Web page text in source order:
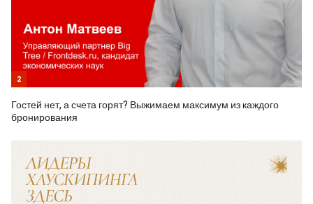
2
Гостей нет, а счета горят? Выжимаем максимум из каждого
бронирования